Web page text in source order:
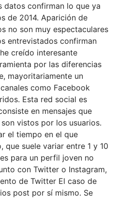
datos confirman lo que ya
de 2014. Aparición de
no son muy espectaculares
entrevistados confirman
creído interesante
por las diferencias
mayoritariamente un
como Facebook
Esta red social es
en mensajes que
vistos por los usuarios.
el tiempo en el que
que suele variar entre 1 y 10
para un perfil joven no
con Twitter o Instagram,
de Twitter El caso de
post por sí mismo. Se